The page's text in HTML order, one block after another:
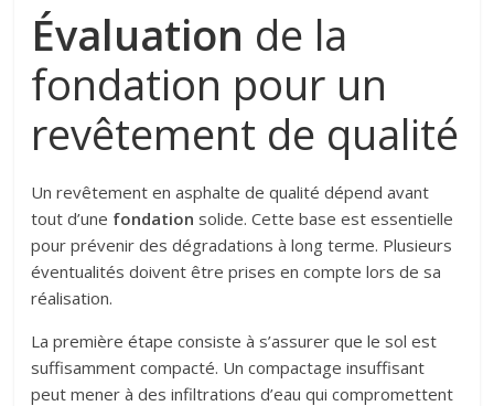
Évaluation de la
fondation pour un
revêtement de qualité
Un revêtement en asphalte de qualité dépend avant
tout d’une fondation solide. Cette base est essentielle
pour prévenir des dégradations à long terme. Plusieurs
éventualités doivent être prises en compte lors de sa
réalisation.
La première étape consiste à s’assurer que le sol est
suffisamment compacté. Un compactage insuffisant
peut mener à des infiltrations d’eau qui compromettent